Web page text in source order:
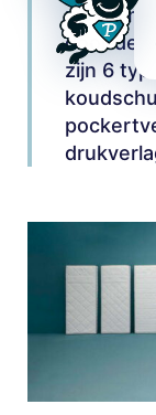
nieuw
door de
zijn 6